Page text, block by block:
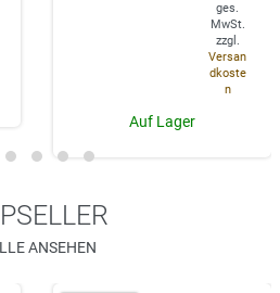
ges.
MwSt.
zzgl.
Versan
dkoste
n
Auf Lager
ANSEHEN